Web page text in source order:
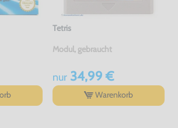
Tetris
Modul, gebraucht
nur34,99 €
Warenkorb